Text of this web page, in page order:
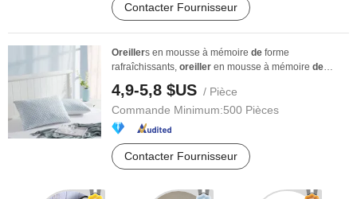
Contacter Fournisseur
Oreillers en mousse à mémoire de forme
rafraîchissants, oreiller en mousse à mémoire de
4,9-5,8 $US / Pièce
Commande Minimum:500 Pièces
Contacter Fournisseur